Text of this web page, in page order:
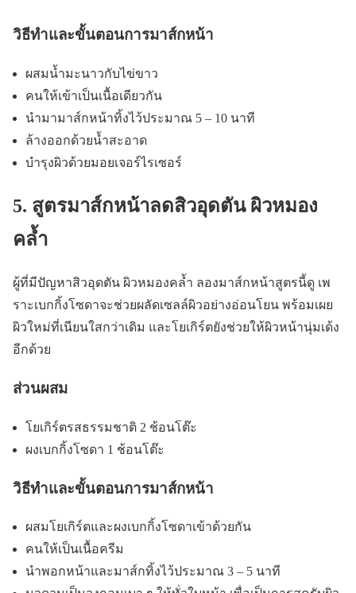
วิธีทำและขั้นตอนการมาส์กหน้า
ผสมน้ำมะนาวกับไข่ขาว
คนให้เข้าเป็นเนื้อเดียวกัน
นำมามาส์กหน้าทิ้งไว้ประมาณ 5 – 10 นาที
ล้างออกด้วยน้ำสะอาด
บำรุงผิวด้วยมอยเจอร์ไรเซอร์
5. สูตรมาส์กหน้าลดสิวอุดตัน ผิวหมอง
คล้ำ
ผู้ที่มีปัญหาสิวอุดตัน ผิวหมองคล้ำ ลองมาส์กหน้าสูตรนี้ดู เพ
ราะเบกกิ้งโซดาจะช่วยผลัดเซลล์ผิวอย่างอ่อนโยน พร้อมเผย
ผิวใหม่ที่เนียนใสกว่าเดิม และโยเกิร์ตยังช่วยให้ผิวหน้านุ่มเด้ง
อีกด้วย
ส่วนผสม
โยเกิร์ตรสธรรมชาติ 2 ช้อนโต๊ะ
ผงเบกกิ้งโซดา 1 ช้อนโต๊ะ
วิธีทำและขั้นตอนการมาส์กหน้า
ผสมโยเกิร์ตและผงเบกกิ้งโซดาเข้าด้วยกัน
คนให้เป็นเนื้อครีม
นำพอกหน้าและมาส์กทิ้งไว้ประมาณ 3 – 5 นาที